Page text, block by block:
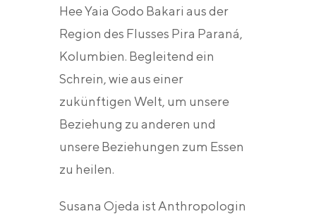
Hee Yaia Godo Bakari aus der
Region des Flusses Pira Paraná,
Kolumbien. Begleitend ein
Schrein, wie aus einer
zukünftigen Welt, um unsere
Beziehung zu anderen und
unsere Beziehungen zum Essen
zu heilen.
Susana Ojeda ist Anthropologin